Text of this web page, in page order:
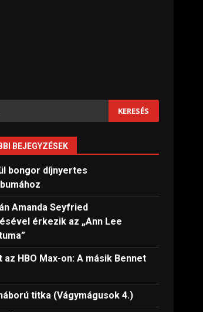
BEJEGYZÉSEK
bongor díjnyertes
Amanda Seyfried
érkezik az „Ann Lee
az HBO Max-on: A másik Bennet
titka (Vágymágusok 4.)